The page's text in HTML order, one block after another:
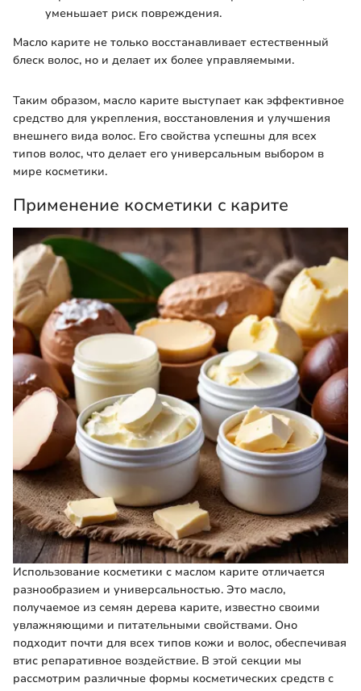
уменьшает риск повреждения.
Масло карите не только восстанавливает естественный
блеск волос, но и делает их более управляемыми.
Таким образом, масло карите выступает как эффективное
средство для укрепления, восстановления и улучшения
внешнего вида волос. Его свойства успешны для всех
типов волос, что делает его универсальным выбором в
мире косметики.
Применение косметики с карите
Использование косметики с маслом карите отличается
разнообразием и универсальностью. Это масло,
получаемое из семян дерева карите, известно своими
увлажняющими и питательными свойствами. Оно
подходит почти для всех типов кожи и волос, обеспечивая
втис репаративное воздействие. В этой секции мы
рассмотрим различные формы косметических средств с